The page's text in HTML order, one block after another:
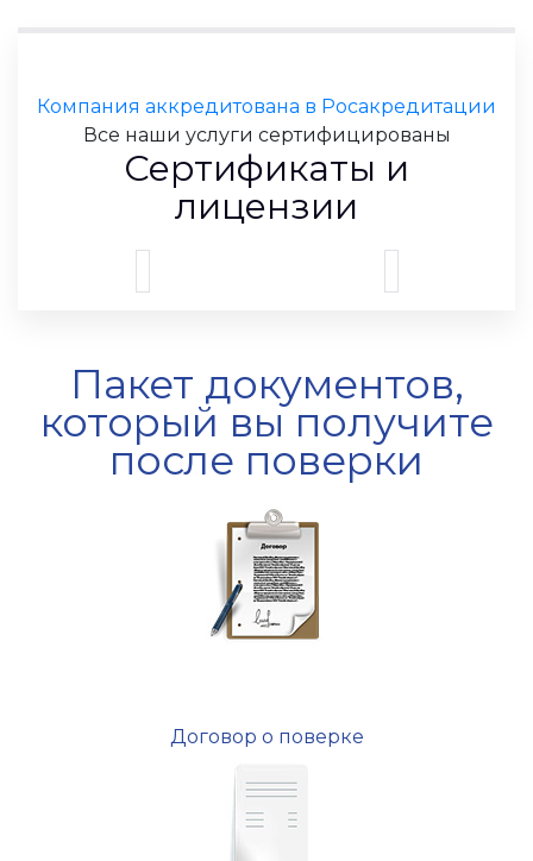
Компания аккредитована в Росакредитации
Все наши услуги сертифицированы
Сертификаты и
лицензии
Пакет документов,
который вы получите
после поверки
Договор о поверке